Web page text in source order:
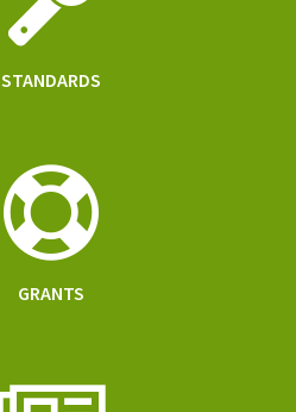
STANDARDS
GRANTS